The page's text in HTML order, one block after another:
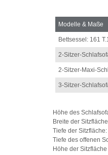
Modelle & Maße
Bettsessel: 161
2-Sitzer-
2-Sitzer-Maxi-
3-Sitzer-
Höhe des
Breite der
Tiefe der
Tiefe des offenen
Höhe der